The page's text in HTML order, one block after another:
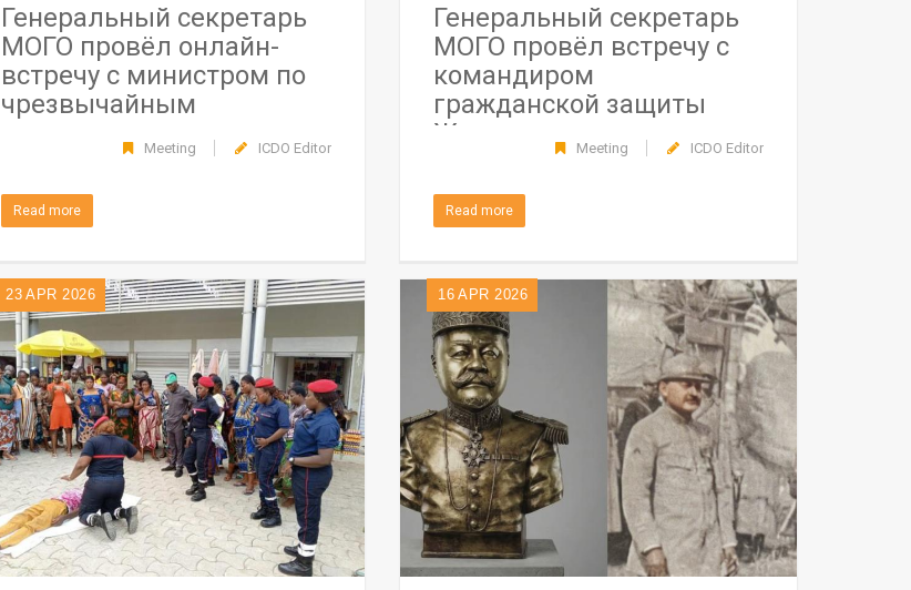
Генеральный секретарь
МОГО провёл онлайн-
встречу с министром по
чрезвычайным
ситуациям и управлению
бедствиями Сирийской
Арабской Республики
Meeting ICDO Editor
Read more
Генеральный секретарь
МОГО провёл встречу с
командиром
гражданской защиты
Женевы в целях
укрепления
сотрудничества
Meeting ICDO Editor
Read more
23 APR 2026 16 APR 2026